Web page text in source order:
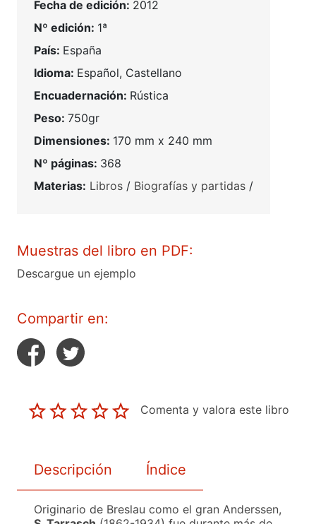
Fecha de edición: 2012
Nº edición: 1ª
País: España
Idioma: Español, Castellano
Encuadernación: Rústica
Peso: 750gr
Dimensiones: 170 mm x 240 mm
Nº páginas: 368
Materias: Libros / Biografías y partidas /
Muestras del libro en PDF:
Descargue un ejemplo
Compartir en:
Comenta y valora este libro
Descripción Índice
Originario de Breslau como el gran Anderssen,